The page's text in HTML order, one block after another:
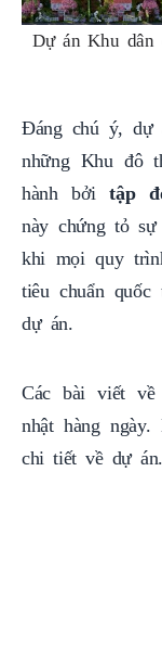
Dự án Khu dân
Đáng chú ý, dự
những Khu đô
hành bởitập
này chứng tỏ
khi mọi quy
tiêu chuẩn
dự án.
Các bài viết
nhật hàng
chi tiết về dự án.